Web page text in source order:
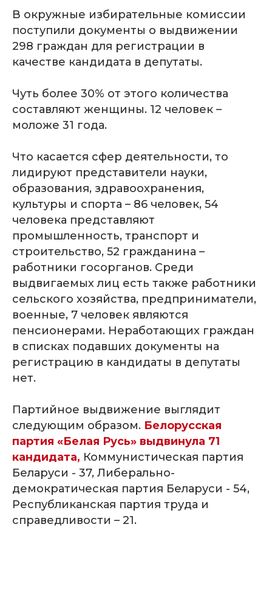
В окружные избирательные комиссии
поступили документы о выдвижении
298 граждан для регистрации в
качестве кандидата в депутаты.
Чуть более 30% от этого количества
составляют женщины. 12 человек –
моложе 31 года.
Что касается сфер деятельности, то
лидируют представители науки,
образования, здравоохранения,
культуры и спорта – 86 человек, 54
человека представляют
промышленность, транспорт и
строительство, 52 гражданина –
работники госорганов. Среди
выдвигаемых лиц есть также работники
сельского хозяйства, предприниматели,
военные, 7 человек являются
пенсионерами. Неработающих граждан
в списках подавших документы на
регистрацию в кандидаты в депутаты
нет.
Партийное выдвижение выглядит
следующим образом. Белорусская
партия «Белая Русь» выдвинула 71
кандидата, Коммунистическая партия
Беларуси - 37, Либерально-
демократическая партия Беларуси - 54,
Республиканская партия труда и
справедливости – 21.